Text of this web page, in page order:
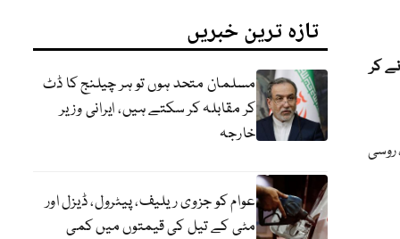
کر
روسی
تازہ ترین خبریں
مسلمان متحد ہوں تو ہر چیلنج کا ڈٹ
کر مقابلہ کر سکتے ہیں، ایرانی وزیر
خارجہ
عوام کو جزوی ریلیف، پیٹرول، ڈیزل اور
مٹی کے تیل کی قیمتوں میں کمی